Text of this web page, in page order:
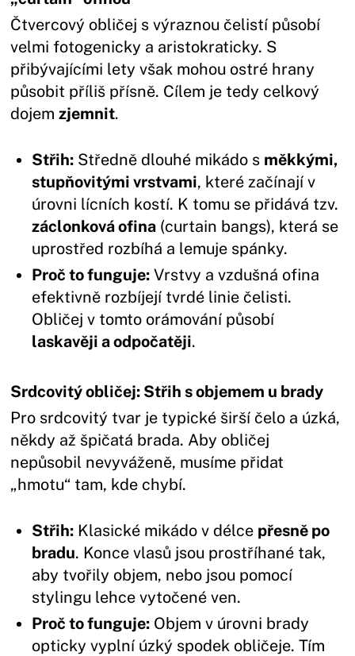
Čtvercový obličej s výraznou čelistí působí
velmi fotogenicky a aristokraticky. S
přibývajícími lety však mohou ostré hrany
působit příliš přísně. Cílem je tedy celkový
dojemzjemnit.
Střih: Středně dlouhé mikádo s měkkými,
stupňovitými vrstvami, které začínají v
úrovni lícních kostí. K tomu se přidává tzv.
záclonková ofina (curtain bangs), která se
uprostřed rozbíhá a lemuje spánky.
Proč to funguje: Vrstvy a vzdušná ofina
efektivně rozbíjejí tvrdé linie čelisti.
Obličej v tomto orámování působí
laskavěji a odpočatěji.
Srdcovitý obličej: Střih s objemem u brady
Pro srdcovitý tvar je typické širší čelo a úzká,
někdy až špičatá brada. Aby obličej
nepůsobil nevyváženě, musíme přidat
„hmotu“ tam, kde chybí.
Střih: Klasické mikádo v délce přesně po
bradu. Konce vlasů jsou prostříhané tak,
aby tvořily objem, nebo jsou pomocí
stylingu lehce vytočené ven.
Proč to funguje: Objem v úrovni brady
opticky vyplní úzký spodek obličeje. Tím